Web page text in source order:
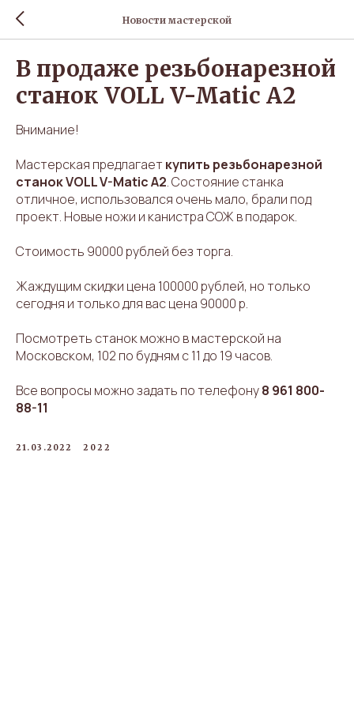
Новости мастерской
В продаже резьбонарезной
станок VOLL V-Matic A2
Внимание!
Мастерская предлагаеткупить резьбонарезной
станок VOLL V-Matic A2. Состояние станка
отличное, использовался очень мало, брали под
проект. Новые ножи и канистра СОЖ в подарок.
Стоимость 90000 рублей без торга.
Жаждущим скидки цена 100000 рублей, но только
сегодня и только для вас цена 90000 р.
Посмотреть станок можно в мастерской на
Московском, 102 по будням с 11 до 19 часов.
Все вопросы можно задать по телефону8 961 800-
88-11
21.03.2022 2022